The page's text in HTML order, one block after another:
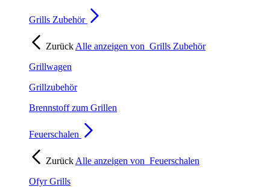
Grills Zubehör
Zurück Alle anzeigen von Grills Zubehör
Grillwagen
Grillzubehör
Brennstoff zum Grillen
Feuerschalen
Zurück Alle anzeigen von Feuerschalen
Ofyr Grills